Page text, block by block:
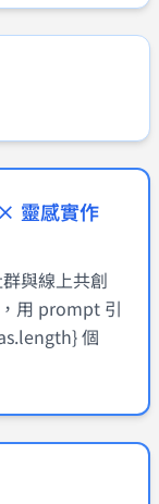
靈感實作
與線上共創
用 prompt 引
個